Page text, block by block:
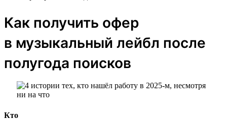
Как получить офер
в музыкальный лейбл после
полугода поисков
Кто